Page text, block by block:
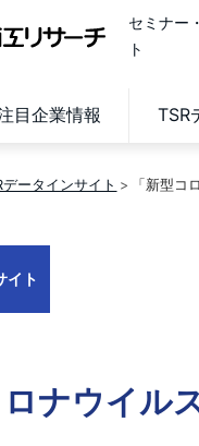
セミナー
ト
目企業情報 TSR
データインサイト 「新型コ
イト
ロナウイル